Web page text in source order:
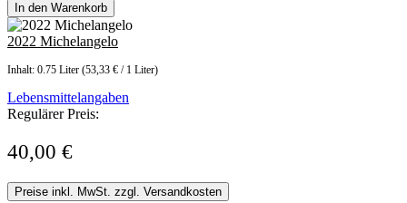
In den Warenkorb
2022 Michelangelo
Inhalt: 0.75 Liter (53,33 € / 1 Liter)
Lebensmittelangaben
Regulärer Preis:
40,00 €
Preise inkl. MwSt. zzgl. Versandkosten